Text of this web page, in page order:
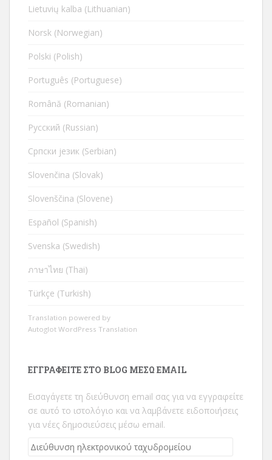
Lietuvių kalba (Lithuanian)
Norsk (Norwegian)
Polski (Polish)
Português (Portuguese)
Română (Romanian)
Русский (Russian)
Cрпски језик (Serbian)
Slovenčina (Slovak)
Slovenščina (Slovene)
Español (Spanish)
Svenska (Swedish)
ภาษาไทย (Thai)
Türkçe (Turkish)
Translation powered by
Autoglot WordPress Translation
ΕΓΓΡΑΦΕΊΤΕ ΣΤΟ BLOG ΜΈΣΩ EMAIL
Εισαγάγετε τη διεύθυνση email σας για να εγγραφείτε
σε αυτό το ιστολόγιο και να λαμβάνετε ειδοποιήσεις
για νέες δημοσιεύσεις μέσω email.
Διεύθυνση